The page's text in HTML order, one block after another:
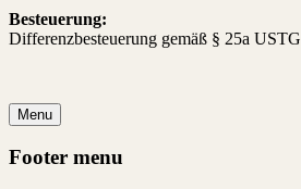
Besteuerung:
Differenzbesteuerung gemäß § 25a USTG
Menu
Footer menu